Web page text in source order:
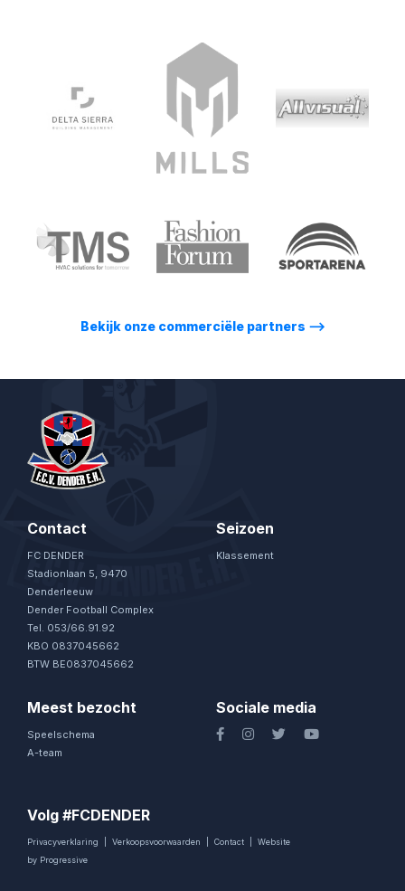
Bekijk onze commerciële partners ⟶
Contact
FC DENDER
Stadionlaan 5, 9470
Denderleeuw
Dender Football Complex
Tel. 053/66.91.92
KBO 0837045662
BTW BE0837045662
Seizoen
Klassement
Meest bezocht
Speelschema
A-team
Sociale media
Volg #FCDENDER
Privacyverklaring Verkoopsvoorwaarden Contact
Website
by Progressive